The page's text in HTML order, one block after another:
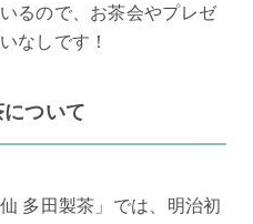
るので、お茶会やプレゼ
なしです！
ついて
多田製茶」では、明治初